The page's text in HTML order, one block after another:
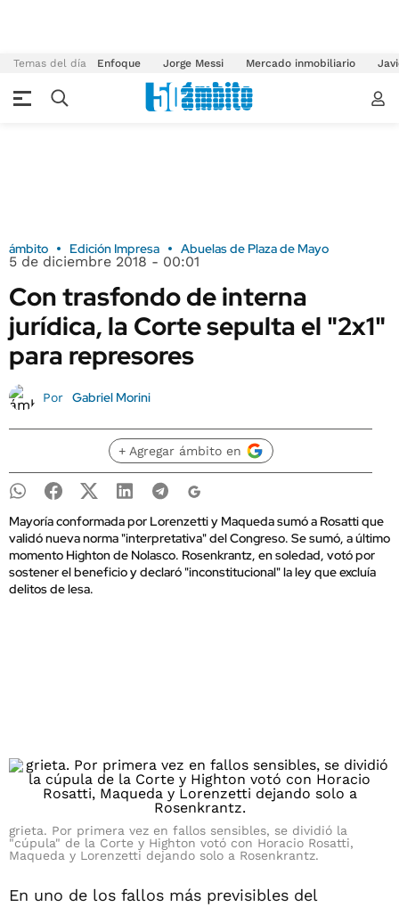
Temas del día Enfoque Jorge Messi Mercado inmobiliario
ámbito Edición Impresa Abuelas de Plaza de Mayo
5 de diciembre 2018 - 00:01
Con trasfondo de interna
jurídica, la Corte sepulta el "2x1"
para represores
Por Gabriel Morini
+ Agregar ámbito en
Mayoría conformada por Lorenzetti y Maqueda sumó a Rosatti que
validó nueva norma "interpretativa" del Congreso. Se sumó, a último
momento Highton de Nolasco. Rosenkrantz, en soledad, votó por
sostener el beneficio y declaró "inconstitucional" la ley que excluía
delitos de lesa.
grieta. Por primera vez en fallos sensibles, se dividió la
"cúpula" de la Corte y Highton votó con Horacio Rosatti,
Maqueda y Lorenzetti dejando solo a Rosenkrantz.
En uno de los fallos más previsibles del